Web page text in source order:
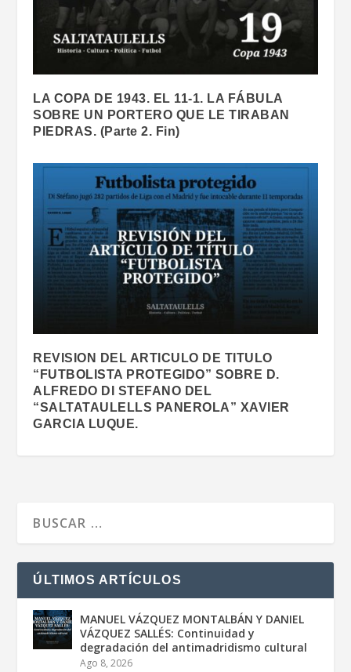
LA COPA DE 1943. EL 11-1. LA FÁBULA
SOBRE UN PORTERO QUE LE TIRABAN
PIEDRAS. (Parte 2. Fin)
REVISION DEL ARTICULO DE TITULO
“FUTBOLISTA PROTEGIDO” SOBRE D.
ALFREDO DI STEFANO DEL
“SALTATAULELLS PANEROLA” XAVIER
GARCIA LUQUE.
ÚLTIMOS ARTÍCULOS
MANUEL VÁZQUEZ MONTALBÁN Y DANIEL
VÁZQUEZ SALLÉS: Continuidad y
degradación del antimadridismo cultural
Ago 8, 2026